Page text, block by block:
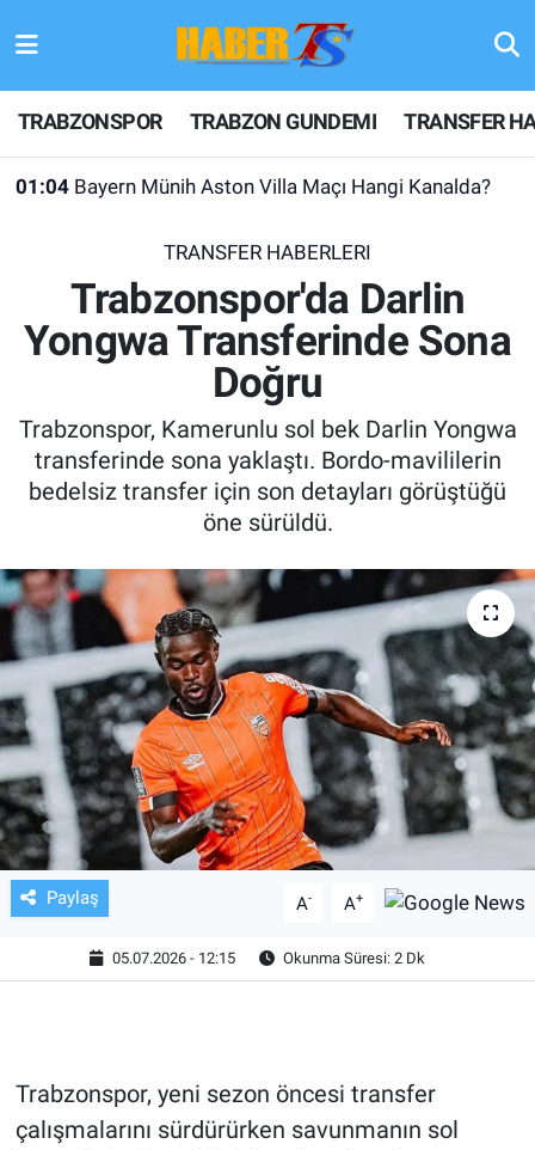
TRABZONSPOR TRABZON GUNDEMI TRANSFER
01:04 Bayern Münih Aston Villa Maçı Hangi Kanalda?
TRANSFER HABERLERI
Trabzonspor'da Darlin
Yongwa Transferinde Sona
Doğru
Trabzonspor, Kamerunlu sol bek Darlin Yongwa
transferinde sona yaklaştı. Bordo-mavililerin
bedelsiz transfer için son detayları görüştüğü
öne sürüldü.
Paylaş A- A+
05.07.2026 - 12:15 Okunma Süresi: 2 Dk
Trabzonspor, yeni sezon öncesi transfer
çalışmalarını sürdürürken savunmanın sol
TRABZONSPOR
TRABZON GUNDEMI
KULİS MEYDANI
FUTBOL
TV VE SİNEMA
BASKETBOL
SAĞLIK
GENEL
KÜLTÜR SANAT
ASAYİŞ
EKONOMİ
HABERDE İNSAN
Hava Durumu
Trafik Durumu
Son Dakika Haberleri